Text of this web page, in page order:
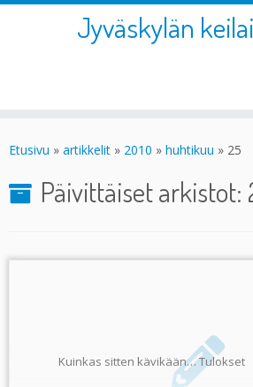
to
Jyväskylän
Etusivu » artikkelit » 2010 » huhtikuu » 25
Päivittäiset arkistot:
Kuinkas sitten kävikään… Tulokset